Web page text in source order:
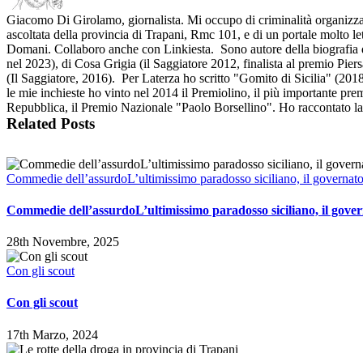
Giacomo Di Girolamo, giornalista. Mi occupo di criminalità
ascoltata della provincia di Trapani, Rmc 101, e di un portale
Domani. Collaboro anche con Linkiesta. Sono autore della
nel 2023), di Cosa Grigia (il Saggiatore 2012, finalista al premio
(Il Saggiatore, 2016). Per Laterza ho scritto "Gomito di Sicilia"
le mie inchieste ho vinto nel 2014 il Premiolino, il più importante
Repubblica, il Premio Nazionale "Paolo Borsellino". Ho raccontato
Related Posts
Commedie dell’assurdoL’ultimissimo paradosso siciliano, il
Commedie dell’assurdoL’ultimissimo paradosso siciliano, il
28th Novembre, 2025
Con gli scout
Con gli scout
17th Marzo, 2024